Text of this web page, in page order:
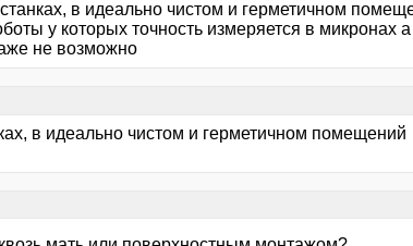
в идеально чистом и герметичном
у которых точность измеряется в микронах а
не возможно
в идеально чистом и герметичном помещений